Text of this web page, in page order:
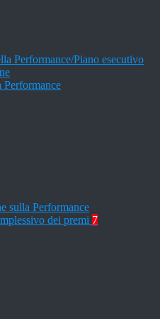
Performance/Piano esecutivo
Performance
sulla Performance
dei premi 7